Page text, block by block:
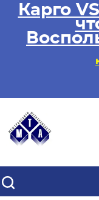
Карго